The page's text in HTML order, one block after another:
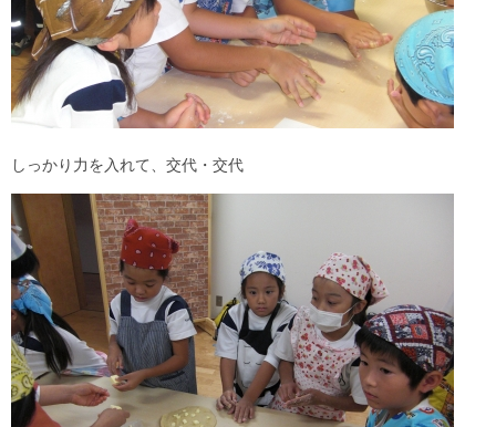
しっかり力を入れて、交代・交代